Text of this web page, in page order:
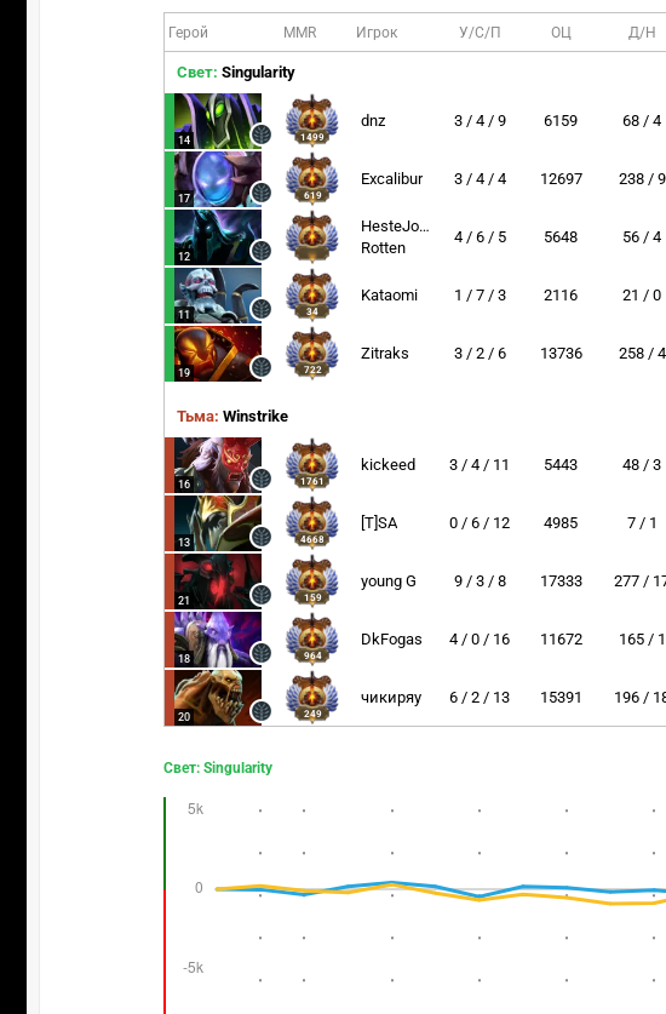
Герой MMR Игрок У/С/П ОЦ Д/Н
Свет: Singularity
14 1499
dnz 3 / 4 / 9 6159 68 / 4
17 619
Excalibur 3 / 4 / 4 12697 238 / 9
12
HesteJoe-
Rotten
4 / 6 / 5 5648 56 / 4
11 34
Kataomi 1 / 7 / 3 2116 21 / 0
19 722
Zitraks 3 / 2 / 6 13736 258 / 4
Тьма: Winstrike
16 1761
kickeed 3 / 4 / 11 5443 48 / 3
13 4668
[T]SA 0 / 6 / 12 4985 7 / 1
21 159
young G 9 / 3 / 8 17333 277 /
18 964
DkFogas 4 / 0 / 16 11672 165 / 1
20 249
чикиряу 6 / 2 / 13 15391 196 /
Свет: Singularity